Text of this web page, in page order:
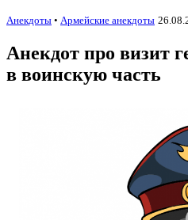
Анекдоты • Армейские анекдоты
Анекдот про визит
в воинскую часть